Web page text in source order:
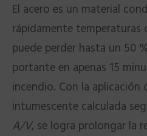
El acero es un material
rápidamente temperaturas
puede perder hasta un 50
portante en apenas 15
incendio. Con la aplicación
intumescente calculada
A/V, se logra prolongar la